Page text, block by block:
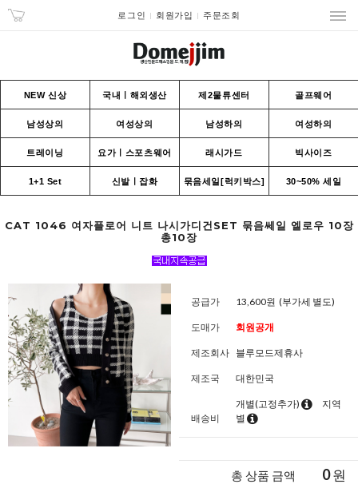
로그인 회원가입 주문조회
NEW 신상 국내ㅣ해외생산 제2물류센터 골프웨어
남성상의 여성상의 남성하의 여성하의
트레이닝 요가ㅣ스포츠웨어 래시가드 빅사이즈
1+1 Set 신발ㅣ잡화 묶음세일[럭키박스] 30~50% 세일
CAT 1046 여자플로어 니트 나시가디건SET 묶음쎄일 엘로우 10장
총10장
공급가 13,600원 (부가세 별도)
도매가 회원공개
제조회사 블루모드제휴사
제조국 대한민국
배송비
개별(고정추가)
지역
별
총 상품 금액 0원